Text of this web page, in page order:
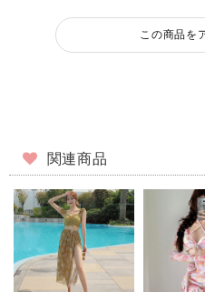
この商品を
関連商品